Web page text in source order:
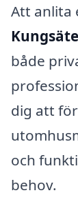
Att anlita
både
dig att
och
behov.